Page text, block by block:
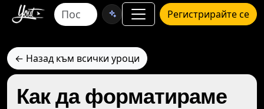
Регистрирайте се
← Назад към всички уроци
Как да форматираме